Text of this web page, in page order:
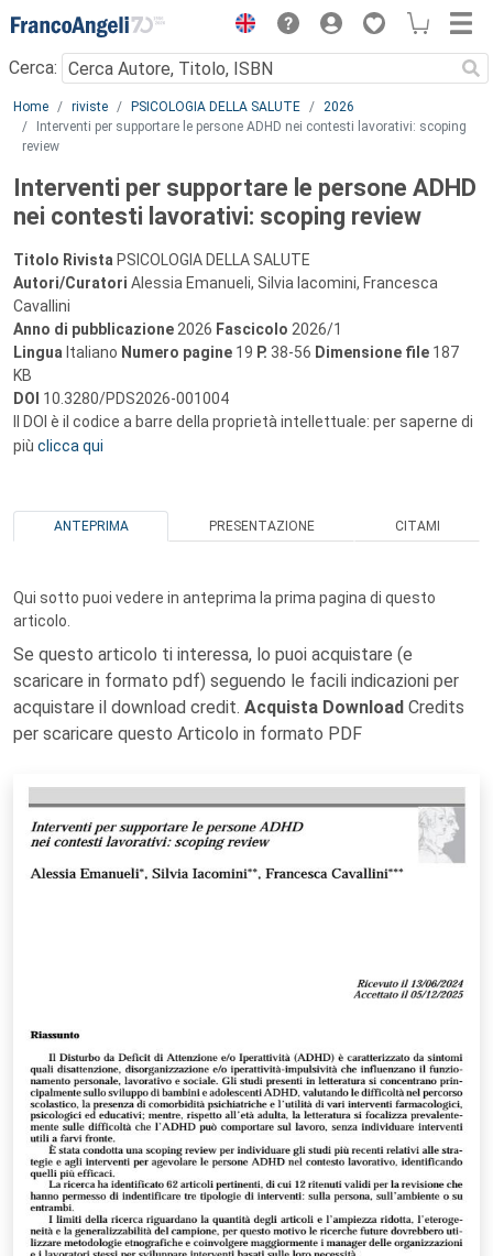
Menu
Cerca:
Main content
Home riviste PSICOLOGIA DELLA SALUTE
2026
Interventi per supportare le persone ADHD nei contesti lavorativi: scoping
review
Interventi per supportare le persone ADHD
nei contesti lavorativi: scoping review
Titolo Rivista PSICOLOGIA DELLA SALUTE
Autori/Curatori Alessia Emanueli, Silvia Iacomini, Francesca
Cavallini
Anno di pubblicazione 2026 Fascicolo 2026/1
Lingua Italiano Numero pagine 19 P. 38-56 Dimensione file 187
KB
DOI 10.3280/PDS2026-001004
Il DOI è il codice a barre della proprietà intellettuale: per saperne di
più clicca qui
ANTEPRIMA PRESENTAZIONE CITAMI
Qui sotto puoi vedere in anteprima la prima pagina di questo
articolo.
Se questo articolo ti interessa, lo puoi acquistare (e
scaricare in formato pdf) seguendo le facili indicazioni per
acquistare il download credit. Acquista Download Credits
per scaricare questo Articolo in formato PDF